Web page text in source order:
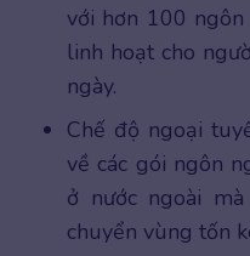
với hơn 100
linh hoạt cho
ngày.
Chế độ ngoại
về các gói ngôn
ở nước ngoài
chuyển vùng tốn